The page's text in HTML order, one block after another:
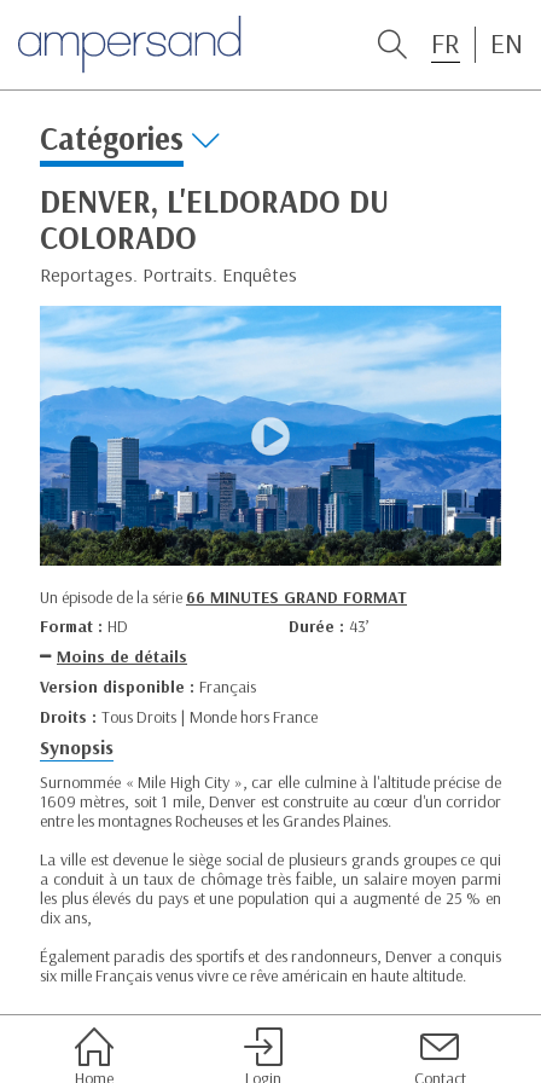
FR EN
Catégories
DENVER, L'ELDORADO DU
COLORADO
Reportages. Portraits. Enquêtes
Un épisode de la série 66 MINUTES GRAND FORMAT
Format : HD Durée : 43’
Moins de détails
Version disponible : Français
Droits : Tous Droits | Monde hors France
Synopsis
Surnommée « Mile High City », car elle culmine à l'altitude précise de
1609 mètres, soit 1 mile, Denver est construite au cœur d'un corridor
entre les montagnes Rocheuses et les Grandes Plaines.
La ville est devenue le siège social de plusieurs grands groupes ce qui
a conduit à un taux de chômage très faible, un salaire moyen parmi
les plus élevés du pays et une population qui a augmenté de 25 % en
dix ans,
Également paradis des sportifs et des randonneurs, Denver a conquis
six mille Français venus vivre ce rêve américain en haute altitude.
Home Login Contact